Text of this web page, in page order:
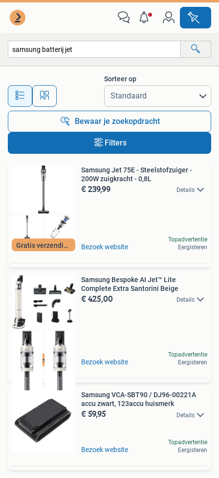
Alle afstanden…
Sorteer op
Bewaar je zoekopdracht
Filters
Gratis verzending
Samsung Jet 75E - Steelstofzuiger -
200W zuigkracht - 0,8L
€ 239,99 Details
Bezoek website
Topadvertentie
Eergisteren
Moet nu weg
Samsung Bespoke AI Jet™ Lite
Complete Extra Santorini Beige
€ 425,00 Details
Bezoek website
Topadvertentie
Eergisteren
Samsung VCA-SBT90 / DJ96-00221A
accu zwart, 123accu huismerk
€ 59,95 Details
Bezoek website
Topadvertentie
Eergisteren